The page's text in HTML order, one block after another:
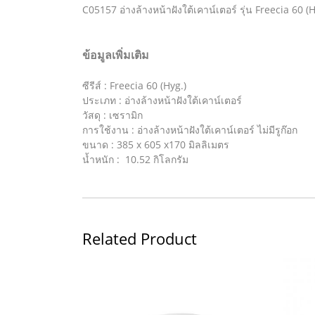
C05157 อ่างล้างหน้าฝังใต้เคาน์เตอร์ รุ่น Freecia 60
ข้อมูลเพิ่มเติม
ซีรีส์ : Freecia 60 (Hyg.)
ประเภท : อ่างล้างหน้าฝังใต้เคาน์เตอร์
วัสดุ : เซรามิก
การใช้งาน : อ่างล้างหน้าฝังใต้เคาน์เตอร์ ไม่มีรูก๊อก
ขนาด : 385 x 605 x170 มิลลิเมตร
น้ำหนัก : 10.52 กิโลกรัม
Related Product